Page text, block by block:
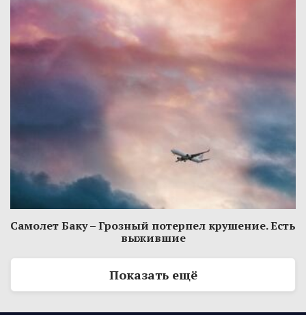
Самолет Баку – Грозный потерпел крушение. Есть
выжившие
Показать ещё